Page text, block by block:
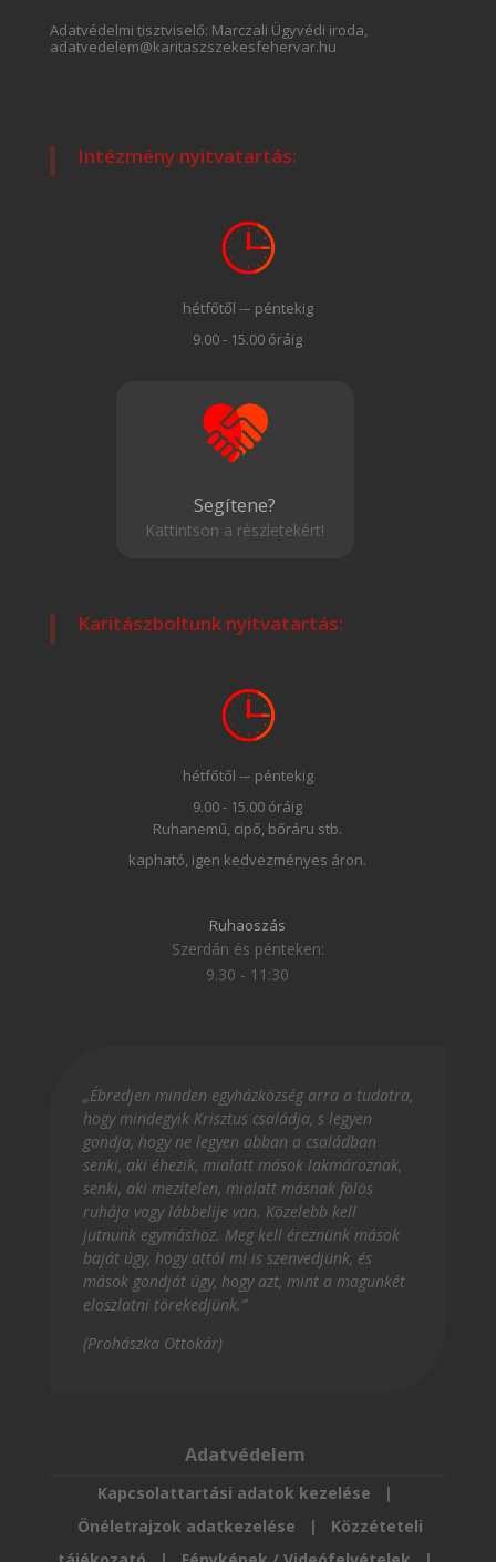
Adatvédelmi tisztviselő: Marczali Ügyvédi iroda,
adatvedelem@karitaszszekesfehervar.hu
Intézmény nyitvatartás:
hétfőtől -– péntekig
9.00 - 15.00 óráig
Segítene?
Kattintson a részletekért!
Karitászboltunk nyitvatartás:
hétfőtől -– péntekig
9.00 - 15.00 óráig
Ruhanemű, cipő, bőráru stb.
kapható, igen kedvezményes áron.
Ruhaoszás
Szerdán és pénteken:
9.30 - 11:30
„Ébredjen minden egyházközség arra a tudatra,
hogy mindegyik Krisztus családja, s legyen
gondja, hogy ne legyen abban a családban
senki, aki éhezik, mialatt mások lakmároznak,
senki, aki mezítelen, mialatt másnak fölös
ruhája vagy lábbelije van. Közelebb kell
jutnunk egymáshoz. Meg kell éreznünk mások
baját úgy, hogy attól mi is szenvedjünk, és
mások gondját úgy, hogy azt, mint a magunkét
eloszlatni törekedjünk.”
(Prohászka Ottokár)
Adatvédelem
Kapcsolattartási adatok kezelése |
Önéletrajzok adatkezelése
| Közzéteteli